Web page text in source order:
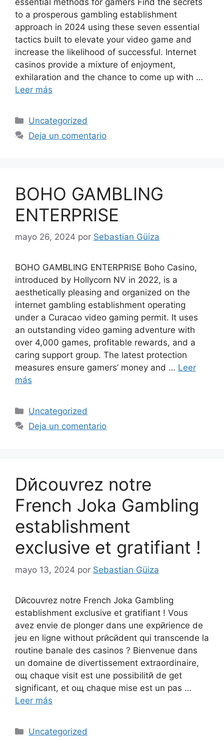
to a prosperous gambling establishment
approach in 2024 using these seven essential
tactics built to elevate your video game and
increase the likelihood of successful. Internet
casinos provide a mixture of enjoyment,
exhilaration and the chance to come up with …
Leer más
Uncategorized
Deja un comentario
BOHO GAMBLING
ENTERPRISE
mayo 26, 2024 por Sebastian Güiza
BOHO GAMBLING ENTERPRISE Boho Casino,
introduced by Hollycorn NV in 2022, is a
aesthetically pleasing and organized on the
internet gambling establishment operating
under a Curacao video gaming permit. It uses
an outstanding video gaming adventure with
over 4,000 games, profitable rewards, and a
caring support group. The latest protection
measures ensure gamers’ money and … Leer
más
Uncategorized
Deja un comentario
Dйcouvrez notre
French Joka Gambling
establishment
exclusive et gratifiant !
mayo 13, 2024 por Sebastian Güiza
Dйcouvrez notre French Joka Gambling
establishment exclusive et gratifiant ! Vous
avez envie de plonger dans une expйrience de
jeu en ligne without prйcйdent qui transcende la
routine banale des casinos ? Bienvenue dans
un domaine de divertissement extraordinaire,
oщ chaque visit est une possibilitй de get
significant, et oщ chaque mise est un pas …
Leer más
Uncategorized